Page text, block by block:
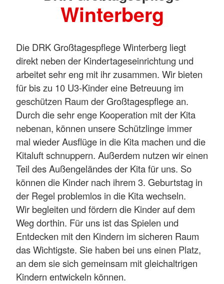
Winterberg
Die DRK Großtagespflege Winterberg liegt
direkt neben der Kindertageseinrichtung und
arbeitet sehr eng mit ihr zusammen. Wir bieten
für bis zu 10 U3-Kinder eine Betreuung im
geschützen Raum der Großtagespflege an.
Durch die sehr enge Kooperation mit der Kita
nebenan, können unsere Schützlinge immer
mal wieder Ausflüge in die Kita machen und die
Kitaluft schnuppern. Außerdem nutzen wir einen
Teil des Außengeländes der Kita für uns. So
können die Kinder nach ihrem 3. Geburtstag in
der Regel problemlos in die Kita wechseln.
Wir begleiten und fördern die Kinder auf dem
Weg dorthin. Für uns ist das Spielen und
Entdecken mit den Kindern im sicheren Raum
das Wichtigste. Sie haben bei uns einen Platz,
an dem sie sich gemeinsam mit gleichaltrigen
Kindern entwickeln können.